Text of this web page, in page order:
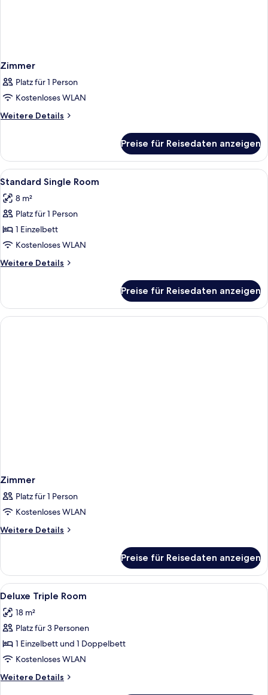
Zimmer
Platz für 1 Person
Kostenloses WLAN
Weitere Details
Weitere
Preise für Reisedaten anzeigen
Alle
Fotos
für
Standard
Single
Room
anzeigen
Hochwertige Bettwaren, Select-
16
Standard Single Room
8 m²
Platz für 1 Person
1 Einzelbett
Kostenloses WLAN
Weitere Details
Weitere
Single
Room
Preise für Reisedaten anzeigen
Zimmer
Platz für 1 Person
Kostenloses WLAN
Weitere Details
Weitere
Preise für Reisedaten anzeigen
Alle
Fotos
für
Deluxe
Triple
Room
anzeigen
Ein Hotelzimmer mit Bett,
20
Deluxe Triple Room
18 m²
Platz für 3 Personen
1 Einzelbett und 1 Doppelbett
Kostenloses WLAN
Weitere Details
Weitere